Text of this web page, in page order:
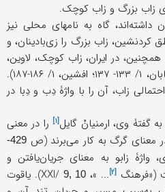
زاب بزرگ و زاب کوچک.
گاه به نامهای محلی نیز
کردنشین، زاب بزرگ را زی‌بادینان، و
در ایران، زاب کوچک، لاوین،
کلوی و کلاس خوانده می‌شود (بابان، ۱/ ۱۳۳- ۱۳۷؛ افشین، ۱/ ۱۸۶-۱۸۷).
زاب، آن را با واژۀ دِب و دِبا در
گفتۀ وی، ارمنیانْ گایل[۱]
را در معنی
معنای گرگ به کار می‌برند (ص
429-
واژۀ زابو به معنای جریان‌یافتن و
(«فرهنگ [۲] ... »، XXI/ 9, 10
). یاقوت